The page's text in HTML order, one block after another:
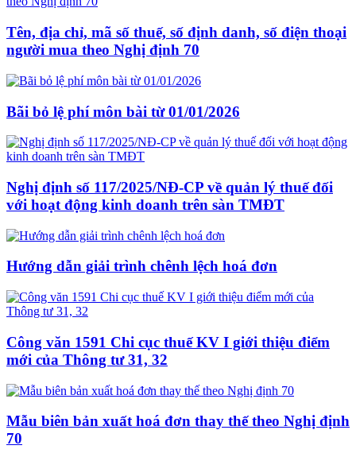
Tên, địa chỉ, mã số thuế, số định danh, số điện thoại
người mua theo Nghị định 70
Bãi bỏ lệ phí môn bài từ 01/01/2026
Nghị định số 117/2025/NĐ-CP về quản lý thuế đối
với hoạt động kinh doanh trên sàn TMĐT
Hướng dẫn giải trình chênh lệch hoá đơn
Công văn 1591 Chi cục thuế KV I giới thiệu điểm
mới của Thông tư 31, 32
Mẫu biên bản xuất hoá đơn thay thế theo Nghị định
70